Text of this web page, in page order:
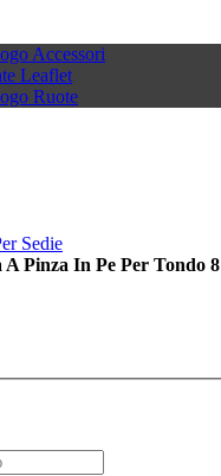
Accessori
Leaflet
Ruote
Sedie
A Pinza In Pe Per Tondo 8